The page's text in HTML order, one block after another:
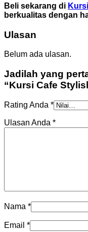
Beli sekarang di
berkualitas dengan
Ulasan
Belum ada ulasan.
Jadilah yang
“Kursi Cafe
Rating Anda *
Ulasan Anda *
Nama *
Email *